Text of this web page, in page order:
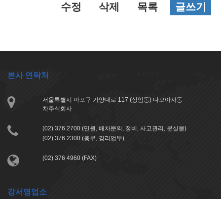
수정 삭제 목록 글쓰기
본사 연락처
서울특별시 마포구 가양대로 117 (상암동) 다모아자동
차주식회사
(02) 376 2700 (민원, 배차문의, 정비, 사고관리, 분실물)
(02) 376 2300 (총무, 경리업무)
(02) 376 4960 (FAX)
강서영업소